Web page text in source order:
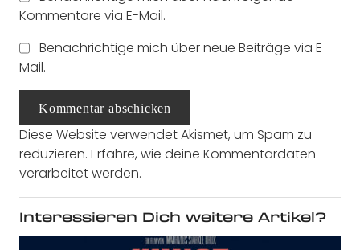
Kommentare via E-Mail.
Benachrichtige mich über neue Beiträge via E-
Mail.
Kommentar abschicken
Diese Website verwendet Akismet, um Spam zu
reduzieren. Erfahre, wie deine Kommentardaten
verarbeitet werden.
Interessieren Dich weitere Artikel?